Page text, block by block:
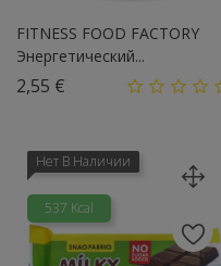
FITNESS FOOD FACTORY
Энергетический...
2,55 €
Нет В Наличии
537 Kcal